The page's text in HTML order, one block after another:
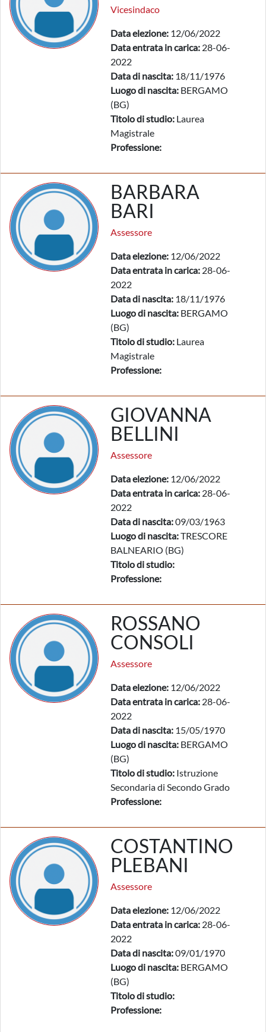
Vicesindaco
Data elezione: 12/06/2022
Data entrata in carica: 28-06-
2022
Data di nascita: 18/11/1976
Luogo di nascita: BERGAMO
(BG)
Titolo di studio: Laurea
Magistrale
Professione:
BARBARA
BARI
Assessore
Data elezione: 12/06/2022
Data entrata in carica: 28-06-
2022
Data di nascita: 18/11/1976
Luogo di nascita: BERGAMO
(BG)
Titolo di studio: Laurea
Magistrale
Professione:
GIOVANNA
BELLINI
Assessore
Data elezione: 12/06/2022
Data entrata in carica: 28-06-
2022
Data di nascita:09/03/1963
Luogo di nascita:TRESCORE
BALNEARIO (BG)
Titolo di studio:
Professione:
ROSSANO
CONSOLI
Assessore
Data elezione: 12/06/2022
Data entrata in carica: 28-06-
2022
Data di nascita: 15/05/1970
Luogo di nascita: BERGAMO
(BG)
Titolo di studio: Istruzione
Secondaria di Secondo Grado
Professione:
COSTANTINO
PLEBANI
Assessore
Data elezione: 12/06/2022
Data entrata in carica: 28-06-
2022
Data di nascita:09/01/1970
Luogo di nascita: BERGAMO
(BG)
Titolo di studio:
Professione: